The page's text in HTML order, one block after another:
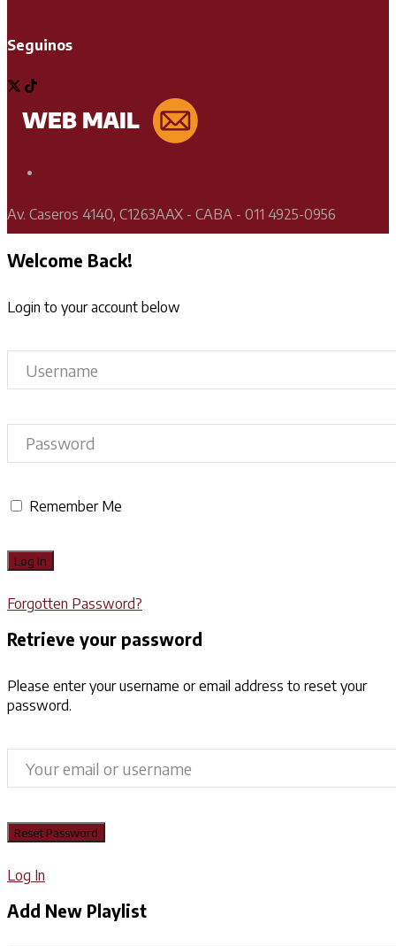
Seguinos
Av. Caseros 4140, C1263AAX - CABA - 011 4925-0956
Welcome Back!
Login to your account below
Remember Me
Forgotten Password?
Retrieve your password
Please enter your username or email address to reset your
password.
Log In
Add New Playlist